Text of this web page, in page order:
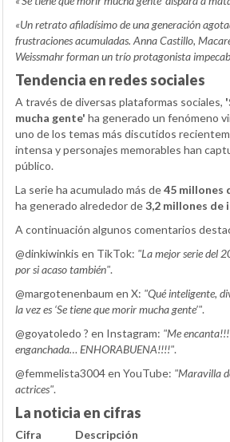
«Un retrato afiladísimo de una generación
frustraciones acumuladas. Anna Castillo,
Weissmahr forman un trío protagonista
Tendencia en redes sociales
A través de diversas plataformas sociales,
mucha gente' ha generado un fenómeno
uno de los temas más discutidos
intensa y personajes memorables han
público.
La serie ha acumulado más de45 millones
ha generado alrededor de3,2 millones de
A continuación algunos comentarios
@dinkiwinkis en TikTok: "La mejor serie del
por si acaso también".
@margotenenbaum en X: "Qué inteligente,
la vez es ‘Se tiene que morir mucha gente’".
@goyatoledo ? en Instagram: "Me
enganchada… ENHORABUENA!!!!".
@femmelista3004 en YouTube: "Maravilla
actrices".
La noticia en cifras
Cifra
Descripción